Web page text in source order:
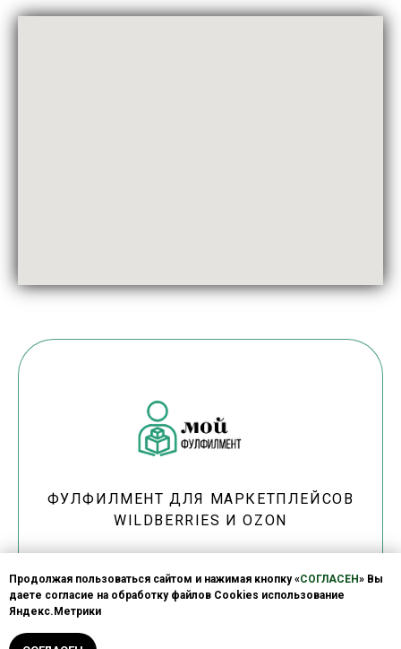
ФУЛФИЛМЕНТ ДЛЯ МАРКЕТПЛЕЙСОВ
WILDBERRIES И OZON
Прайс Оплата Расчет услуг О нас Отзывы
Продолжая пользоваться сайтом и нажимая кнопку «СОГЛАСЕН» Вы
даете согласие на обработку файлов Cookies использование
Яндекс.Метрики